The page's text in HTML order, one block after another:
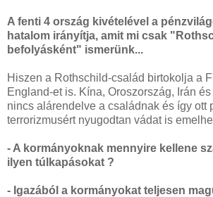
A fenti 4 ország kivételével a
hatalom irányítja, amit mi csak
befolyásként" ismerünk...
Hiszen a Rothschild-család birtokolja a
England-et is. Kína, Oroszország, Irán
nincs alárendelve a családnak és így ott
terrorizmusért nyugodtan vádat is
- A kormányoknak mennyire kellene
ilyen túlkapásokat ?
- Igazából a kormányokat teljesen